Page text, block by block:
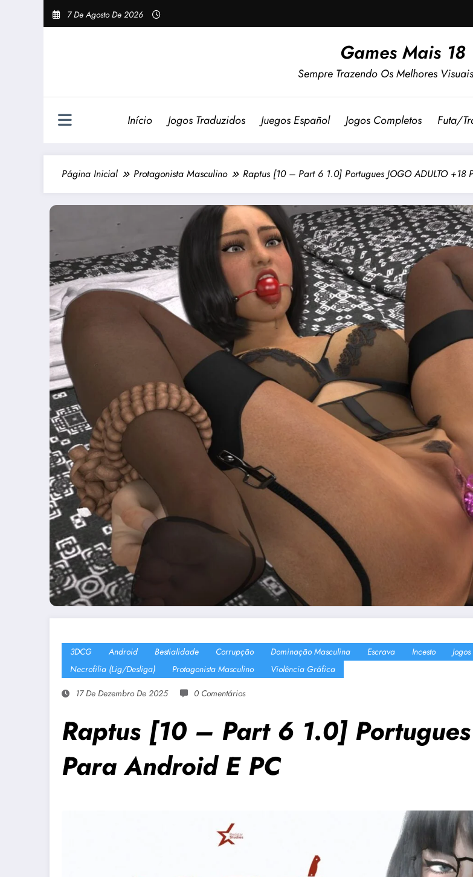
Pular
Para
7 De Agosto De 2026
Games Mais 18
Sempre Trazendo Os Melhores
Início Jogos Traduzidos Juegos Español Jogos Completos Futa/
Página Inicial Protagonista Masculino Raptus [10 – Part 6 1.0] Portugues JOGO ADULTO +18
3DCG Android Bestialidade Corrupção Dominação Masculina Escrava Incesto
Necrofilia (Lig/Desliga)
Protagonista Masculino
Violência Gráfica
17 De Dezembro De 2025
0 Comentários
Raptus [10 – Part 6 1.0]
Para Android E PC